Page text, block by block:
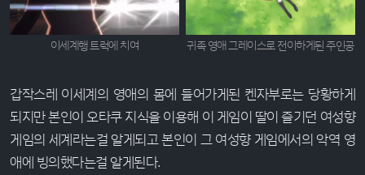
이세계행 트럭에 치여 귀족 영애 그레이스로 전이하게된 주인공
갑작스레 이세계의 영애의 몸에 들어가게된 켄자부로는 당황하게
되지만 본인이 오타쿠 지식을 이용해 이 게임이 딸이 즐기던 여성향
게임의 세계라는걸 알게되고 본인이 그 여성향 게임에서의 악역 영
애에 빙의했다는걸 알게된다.